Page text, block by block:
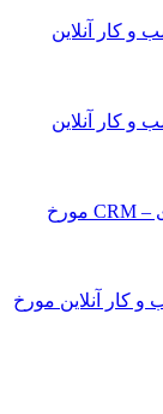
آنلاین
آنلاین
اولین کارگاه آموزشی بازاریابی در فضای مجازی – CRM مورخ
آنلاین مورخ